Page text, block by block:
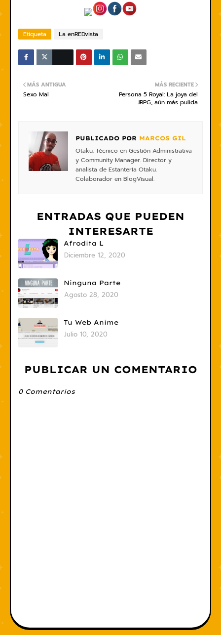
Etiqueta La enREDvista
MÁS RECIENTE
Persona 5 Royal: La joya del
JRPG, aún más pulida
MÁS ANTIGUA
Sexo Mal
PUBLICADO POR MARCOS GIL
Otaku. Técnico en Gestión Administrativa
y Community Manager. Director y
analista de Estantería Otaku.
Colaborador en BlogVisual.
ENTRADAS QUE PUEDEN
INTERESARTE
Afrodita L
Diciembre 12, 2020
Ninguna Parte
Agosto 28, 2020
Tu Web Anime
Julio 10, 2020
PUBLICAR UN COMENTARIO
0 Comentarios